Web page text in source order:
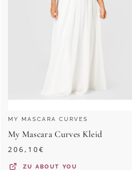
MY MASCARA CURVES
My Mascara Curves Kleid
206,10€
ZU ABOUT YOU